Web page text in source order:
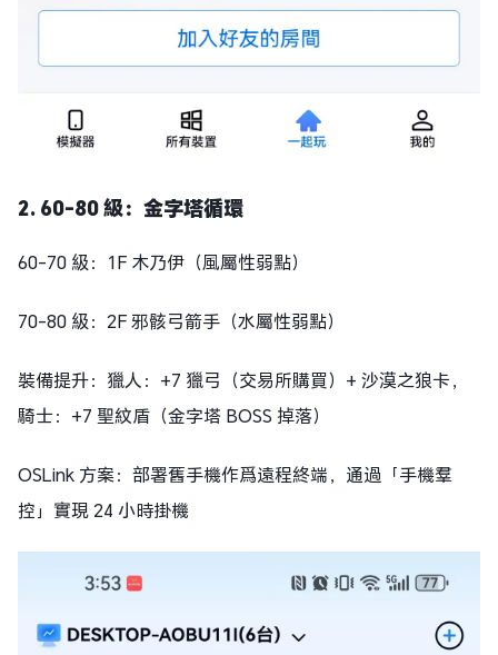
2. 60-80 級：金字塔循環
60-70 級：1F 木乃伊（風屬性弱點）
70-80 級：2F 邪骸弓箭手（水屬性弱點）
裝備提升：獵人：+7 獵弓（交易所購買）+ 沙漠之狼卡，
騎士：+7 聖紋盾（金字塔 BOSS 掉落）
OSLink 方案：部署舊手機作爲遠程終端，通過「手機羣
控」實現 24 小時掛機